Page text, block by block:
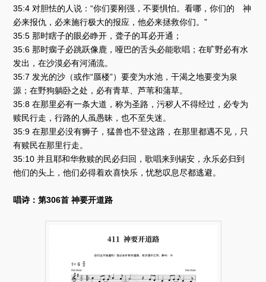
35:4 对胆怯的人说：“你们要刚强，不要惧怕。看哪，你们的 神
必来报仇，必来施行极大的报应，他必来拯救你们。”
35:5 那时瞎子的眼必睁开，聋子的耳必开通；
35:6 那时瘸子必跳跃像鹿，哑巴的舌头必能歌唱；在旷野必有水
发出，在沙漠必有河涌流。
35:7 发光的沙（或作“蜃楼”）要变为水池，干渴之地要变为泉
源；在野狗躺卧之处，必有青草、芦苇和蒲草。
35:8 在那里必有一条大道，称为圣路，污秽人不得经过，必专为
赎民行走，行路的人虽愚昧，也不至失迷。
35:9 在那里必没有狮子，猛兽也不登这路，在那里都遇不见，只
有赎民在那里行走。
35:10 并且耶和华救赎的民必归回，歌唱来到锡安，永乐必归到
他们的头上，他们必得着欢喜快乐，忧愁叹息尽都逃避。
唱诗：第306首 神要开道路